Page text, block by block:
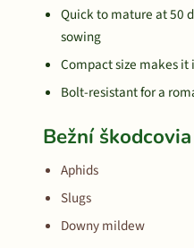
Quick to mature at 50
sowing
Compact size makes
Bolt-resistant for a
Bežní
Aphids
Slugs
Downy mildew